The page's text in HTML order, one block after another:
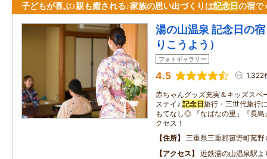
子どもが喜ぶ♪親も癒される♪家族の思い出づくりは記念日の宿
湯の山温泉 記念日の
りこうよう）
フォトギャラリー
4.5 1,322
赤ちゃんグッズ充実＆キッズスペ
ステイ♪ 記念日旅行・三世代旅行
もてなし◎ 『なばなの里』『長
クセス！
住所
三重県三重郡菰野町菰野
アクセス
近鉄湯の山温泉駅